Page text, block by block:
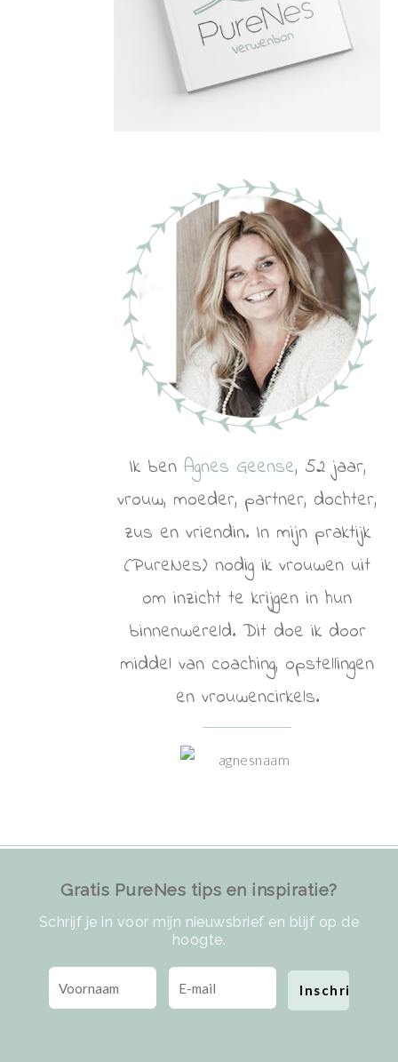
Ik ben Agnes Geense, 52 jaar,
vrouw, moeder, partner, dochter,
zus en vriendin. In mijn praktijk
(PureNes) nodig ik vrouwen uit
om inzicht te krijgen in hun
binnenwereld. Dit doe ik door
middel van coaching, opstellingen
en vrouwencirkels.
Gratis PureNes tips en inspiratie?
Schrijf je in voor mijn nieuwsbrief en blijf op de
hoogte.